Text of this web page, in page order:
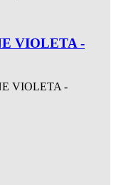
VIOLETA -